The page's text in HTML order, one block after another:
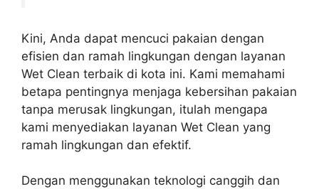
Kini, Anda dapat mencuci pakaian dengan
efisien dan ramah lingkungan dengan layanan
Wet Clean terbaik di kota ini. Kami memahami
betapa pentingnya menjaga kebersihan pakaian
tanpa merusak lingkungan, itulah mengapa
kami menyediakan layanan Wet Clean yang
ramah lingkungan dan efektif.
Dengan menggunakan teknologi canggih dan